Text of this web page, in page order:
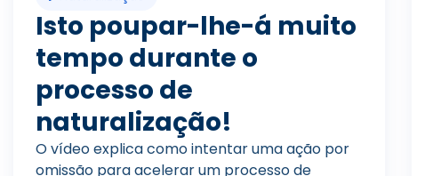
r
Isto poupar-lhe-á muito
tempo durante o
processo de
naturalização!
O vídeo explica como intentar uma ação por
omissão para acelerar um processo de